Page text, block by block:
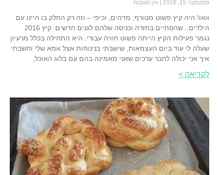
ספטמבר 15, 2016 אין תגובות
וואו! היה קיץ פשוט מטורף, מדהים, וכיפי – וזה רק החלק בו היינו עם
הילדים.. שהסתיים בחזרה וכניסה שלהם לגנים חדשים. קיץ 2016
נגמר פעילות הקיץ הייתה פשוט חוויה עבורי. היא התחילה בכלל מרעיון
שעלה לי עוד ביום העצמאות, שישבתי בנינוחות אצל אמא שלי וחשבתי
איך אני יכולה לחבר ערכים שאני מאמינה בהם עם בלוג האוכל,
לקריאה >